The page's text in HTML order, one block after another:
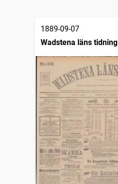
1889-09-07
Wadstena läns tidning